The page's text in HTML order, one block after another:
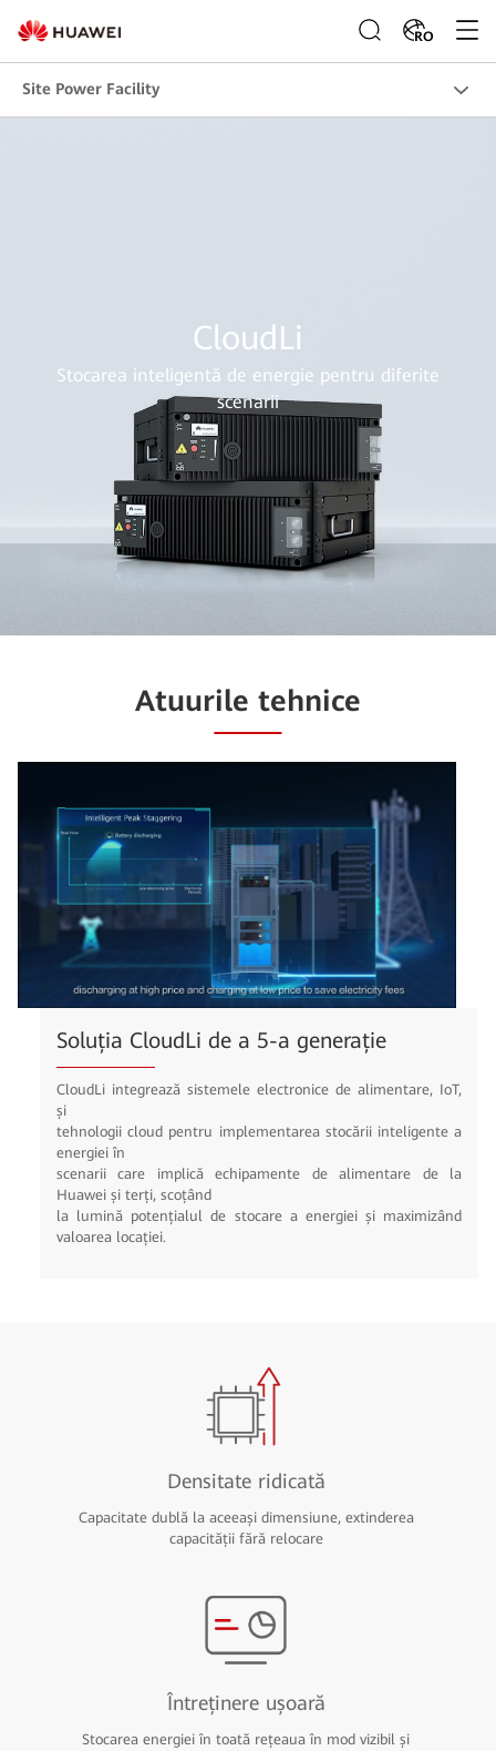
RO
Site Power Facility
CloudLi
Stocarea inteligentă de energie pentru diferite
scenarii
Atuurile tehnice
Soluția CloudLi de a 5-a generație
CloudLi integrează sistemele electronice de alimentare, IoT,
și
tehnologii cloud pentru implementarea stocării inteligente a
energiei în
scenarii care implică echipamente de alimentare de la
Huawei și terți, scoțând
la lumină potențialul de stocare a energiei și maximizând
valoarea locației.
Densitate ridicată
Capacitate dublă la aceeași dimensiune, extinderea
capacității fără relocare
Întreținere ușoară
Stocarea energiei în toată rețeaua în mod vizibil și